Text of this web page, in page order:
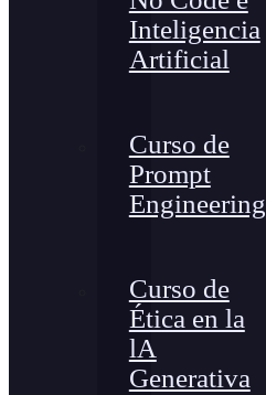
Inteligencia
Artificial
Curso de
Prompt
Engineering
Curso de
Ética en la
lA
Generativa